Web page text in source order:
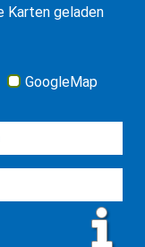
bei der
Karten geladen
GoogleMap